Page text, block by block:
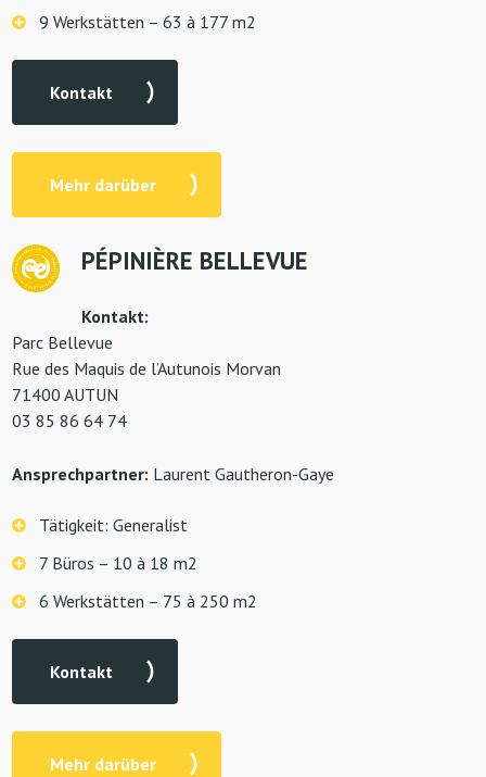
9 Werkstätten – 63 à 177 m2
Kontakt
Mehr darüber
PÉPINIÈRE BELLEVUE
Kontakt:
Parc Bellevue
Rue des Maquis de l’Autunois Morvan
71400 AUTUN
03 85 86 64 74
Ansprechpartner: Laurent Gautheron-Gaye
Tätigkeit: Generalist
7 Büros – 10 à 18 m2
6 Werkstätten – 75 à 250 m2
Kontakt
Mehr darüber